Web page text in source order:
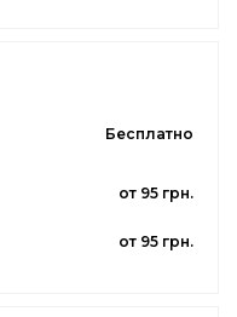
Бесплатно
от 95 грн.
от 95 грн.